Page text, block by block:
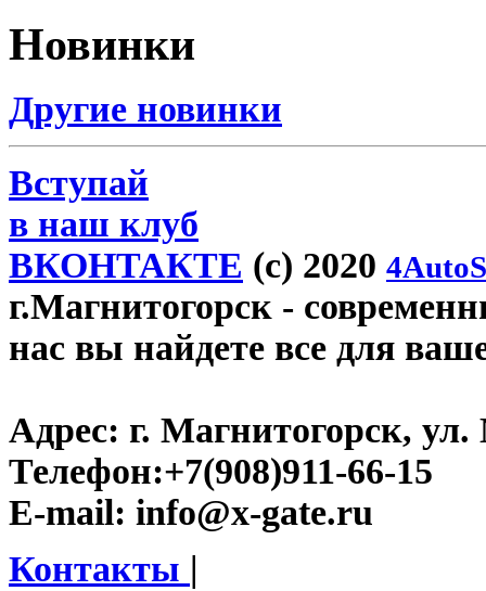
Новинки
Другие новинки
Вступай
в наш клуб
ВКОНТАКТЕ (c) 2020
г.Магнитогорск -
нас вы найдете все для
Адрес: г. Магнитогорск, ул.
Телефон:+7(908)911-66-15
E-mail: info@x-gate.ru
Контакты |